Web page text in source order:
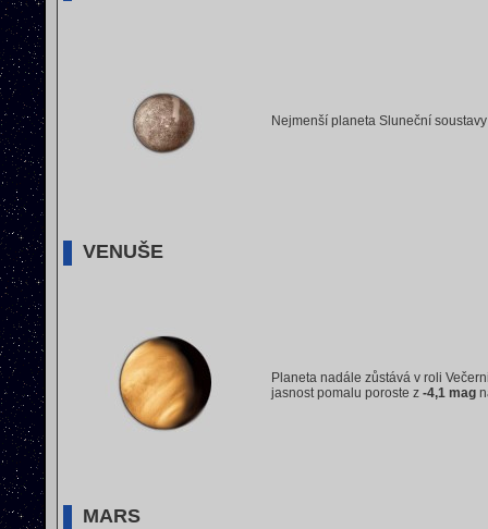
Nejmenší planeta Sluneční
VENUŠE
Planeta nadále zůstává v roli
jasnost pomalu poroste z -4,1 mag
MARS